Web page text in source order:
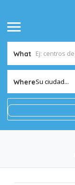
What
WhereSu ciudad...